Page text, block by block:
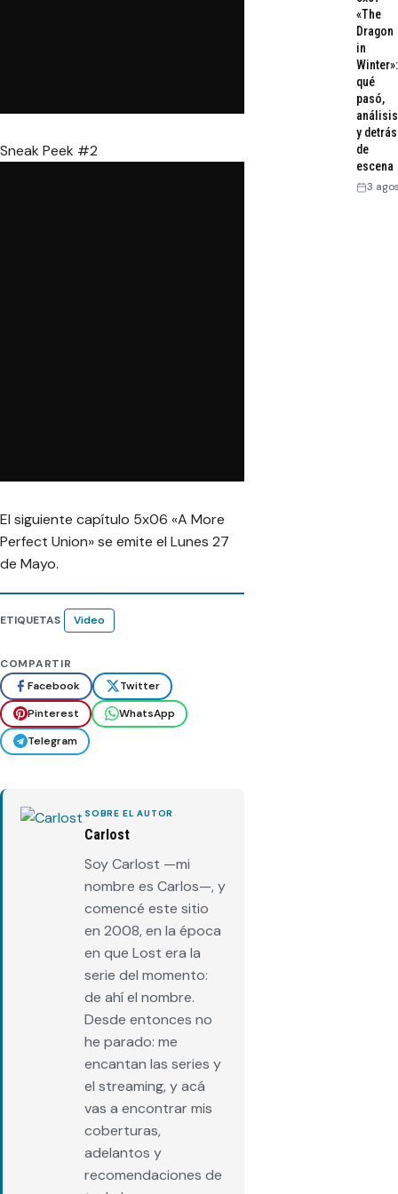
Sneak Peek #2
El siguiente capítulo 5x06 «A More
Perfect Union» se emite el Lunes 27
de Mayo.
ETIQUETAS Video
COMPARTIR
Facebook
Twitter
Pinterest
WhatsApp
Telegram
SOBRE EL AUTOR
Carlost
Soy Carlost —mi
nombre es Carlos—, y
comencé este sitio
en 2008, en la época
en que Lost era la
serie del momento:
de ahí el nombre.
Desde entonces no
he parado: me
encantan las series y
el streaming, y acá
vas a encontrar mis
coberturas,
adelantos y
recomendaciones de
«The
Dragon
in
Winter»:
qué
pasó,
análisis
y detrás
de
escena
3